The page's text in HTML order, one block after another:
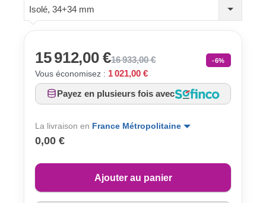
Isolé, 34+34 mm
15 912,00 €16 933,00 € -6%
Vous économisez : 1 021,00 €
Payez en plusieurs fois avec
La livraison en France Métropolitaine
0,00 €
Ajouter au panier